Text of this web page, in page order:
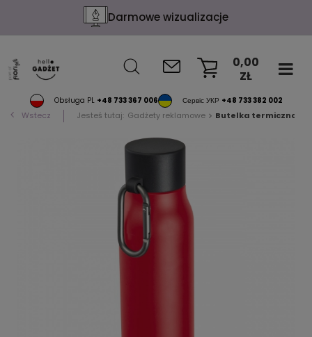
Darmowe wizualizacje
Obsługa PL +48 733 367 006 Сервіс УКР +48 733 382 002
0,00
ZŁ
Wstecz Jesteś tutaj: Gadżety reklamowe Butelka termiczna